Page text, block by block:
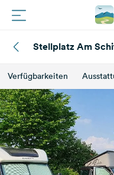
Routen
Plätze
Magazin
Partner
Stellplatz Am
Verfügbarkeiten